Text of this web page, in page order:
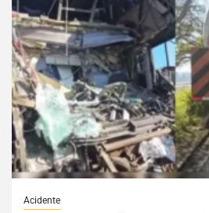
Acidente